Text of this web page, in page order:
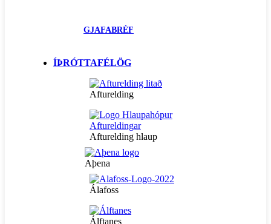
GJAFABRÉF
ÍÞRÓTTAFÉLÖG
Afturelding
Afturelding hlaup
Aþena
Álafoss
Álftanes